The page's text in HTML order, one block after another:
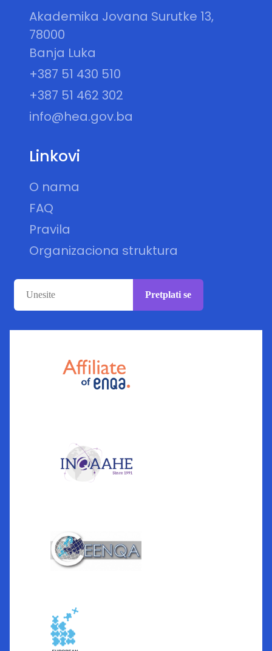
Akademika Jovana Surutke 13,
78000
Banja Luka
+387 51 430 510
+387 51 462 302
info@hea.gov.ba
Linkovi
O nama
FAQ
Pravila
Organizaciona struktura
Pretplati se